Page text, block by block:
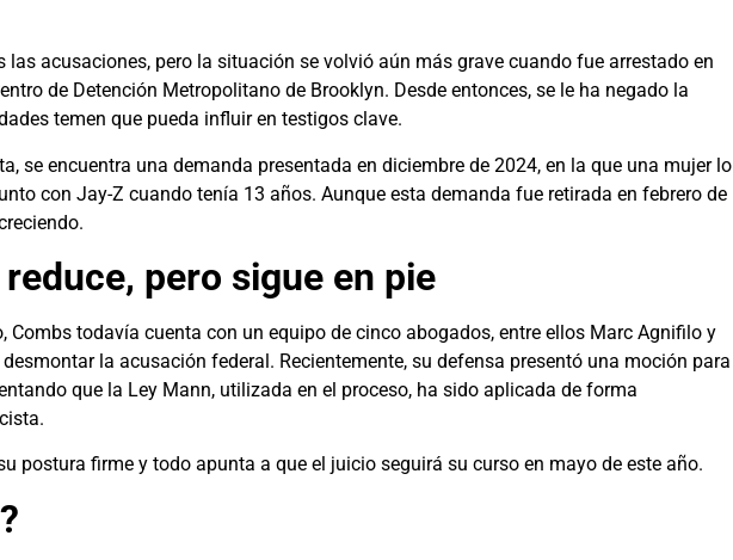
las acusaciones, pero la situación se volvió aún más grave cuando fue arrestado en
de Detención Metropolitano de Brooklyn. Desde entonces, se le ha negado la
temen que pueda influir en testigos clave.
se encuentra una demanda presentada en diciembre de 2024, en la que una mujer lo
con Jay-Z cuando tenía 13 años. Aunque esta demanda fue retirada en febrero de
pero sigue en pie
Combs todavía cuenta con un equipo de cinco abogados, entre ellos Marc Agnifilo y
la acusación federal. Recientemente, su defensa presentó una moción para
que la Ley Mann, utilizada en el proceso, ha sido aplicada de forma
postura firme y todo apunta a que el juicio seguirá su curso en mayo de este año.